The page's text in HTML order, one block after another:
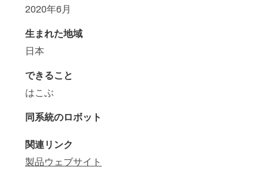
2020年6月
生まれた地域
日本
できること
はこぶ
同系統のロボット
関連リンク
製品ウェブサイト